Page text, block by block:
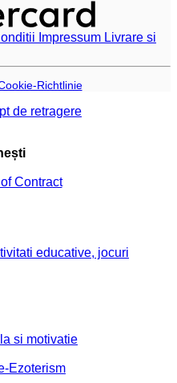
Impressum Livrare si
Richtlinie
de retragere
Contract
educative, jocuri
si motivatie
Ezoterism